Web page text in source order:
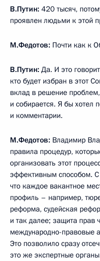
В.Путин: 420 тысяч,
проявлен людьми к этой
М.Федотов: Почти как к
В.Путин: Да. И это
кто будет избран в этот
вклад в решение
и собирается. Я бы хотел
и комментарии.
М.Федотов: Владимир
правила процедур,
организовать этот
эффективным способом.
что каждое вакантное
профиль – например,
реформа, судейская
и так далее; защита прав
международно-правовые
Это позволило сразу
это же экспертные